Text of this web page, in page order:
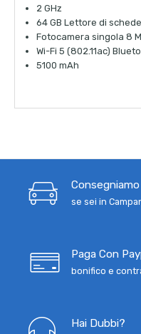
2 GHz
64 GB Lettore di
Fotocamera singola 8
Wi-Fi 5 (802.11ac)
5100 mAh
Consegniamo
se sei in
Paga Con
bonifico e
Hai Dubbi?